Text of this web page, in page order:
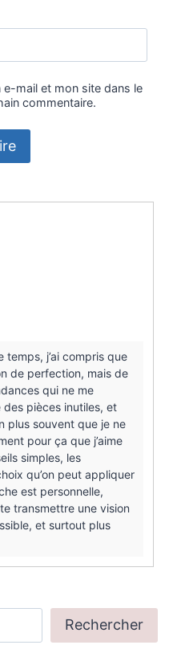
mail et mon site dans le
commentaire.
temps, j’ai compris que
de perfection, mais de
qui ne me
pièces inutiles, et
plus souvent que je ne
pour ça que j’aime
simples, les
qu’on peut appliquer
est personnelle,
transmettre une vision
et surtout plus
Rechercher